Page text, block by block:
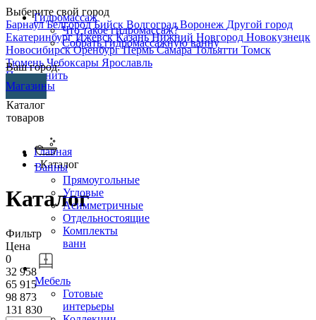
Выберите свой город
БарнаулБелгородБийск ВолгоградВоронеж Другой город
ЕкатеринбургИжевскКазаньНижний Новгород Новокузнецк
НовосибирскОренбургПермьСамараТольятти Томск
ТюменьЧебоксары Ярославль
Перезвонить
Гидромассаж
Что такое гидромассаж?
Собрать гидромассажную ванну
Ваш город:
Магазины
Каталог
товаров
Ванны
Прямоугольные
Угловые
Асимметричные
Отдельностоящие
Комплекты
ванн
Мебель
Готовые
интерьеры
Главная
- Каталог
Каталог
Фильтр
Цена
0
32 958
65 915
98 873
131 830